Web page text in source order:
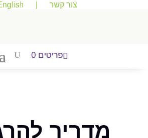
צור קשר
פריטים 0
מדריך